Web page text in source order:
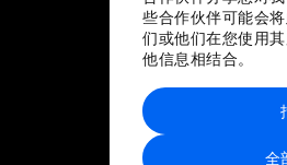
些合作伙伴可能会
们或他们在您使用
他信息相结合。
全